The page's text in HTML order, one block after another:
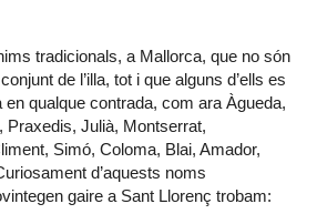
tradicionals, a Mallorca, que no són
de l’illa, tot i que alguns d’ells es
en qualque contrada, com ara Àgueda,
Praxedis, Julià, Montserrat,
Simó, Coloma, Blai, Amador,
d’aquests noms
gaire a Sant Llorenç trobam: